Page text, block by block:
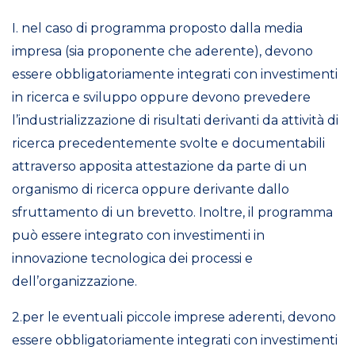
I. nel caso di programma proposto dalla media
impresa (sia proponente che aderente), devono
essere obbligatoriamente integrati con investimenti
in ricerca e sviluppo oppure devono prevedere
l’industrializzazione di risultati derivanti da attività di
ricerca precedentemente svolte e documentabili
attraverso apposita attestazione da parte di un
organismo di ricerca oppure derivante dallo
sfruttamento di un brevetto. Inoltre, il programma
può essere integrato con investimenti in
innovazione tecnologica dei processi e
dell’organizzazione.
2.per le eventuali piccole imprese aderenti, devono
essere obbligatoriamente integrati con investimenti